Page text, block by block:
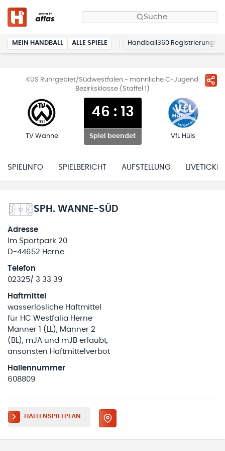
Suche
MEIN HANDBALL ALLE SPIELE Handball360 Registrierung
KÜS Ruhrgebiet/Südwestfalen - männliche C-Jugend
Bezirksklasse (Staffel 1)
TV Wanne
46 : 13
Spiel beendet VfL Hüls
SPIELINFO SPIELBERICHT AUFSTELLUNG LIVETICKER
SPH. WANNE-SÜD
Adresse
Im Sportpark 20
D-44652 Herne
Telefon
02325/ 3 33 39
Haftmittel
wasserlösliche Haftmittel
für HC Westfalia Herne
Männer 1 (LL), Männer 2
(BL), mJA und mJB erlaubt,
ansonsten Haftmittelverbot
Hallennummer
608809
HALLENSPIELPLAN